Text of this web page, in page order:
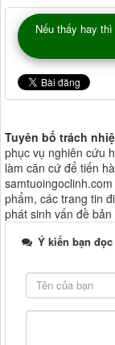
Nếu thấy hay
Tuyên bố trách
phục vụ nghiên cứu
làm căn cứ để tiến
phẩm, các trang tin
phát sinh vấn đề
Ý kiến bạn đọc